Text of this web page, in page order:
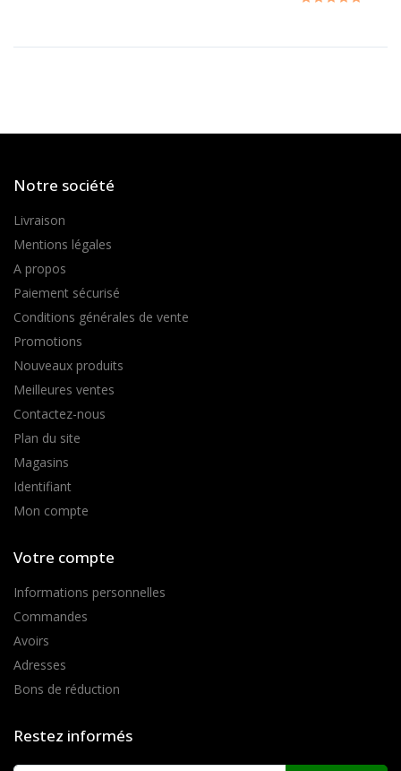
Notre société
Livraison
Mentions légales
A propos
Paiement sécurisé
Conditions générales de vente
Promotions
Nouveaux produits
Meilleures ventes
Contactez-nous
Plan du site
Magasins
Identifiant
Mon compte
Votre compte
Informations personnelles
Commandes
Avoirs
Adresses
Bons de réduction
Restez informés